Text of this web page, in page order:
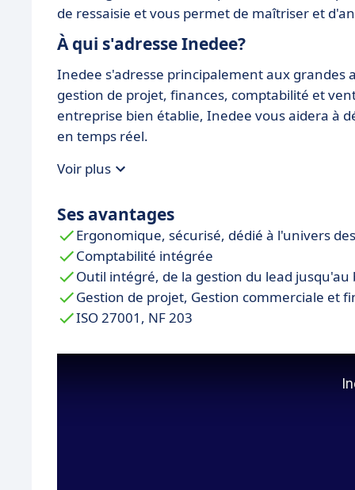
de ressaisie et vous permet de maîtriser et
À qui s'adresse Inedee?
Inedee s'adresse principalement aux
gestion de projet, finances, comptabilité et
entreprise bien établie, Inedee vous aidera à
en temps réel.
Voir plus
Ses avantages
Ergonomique, sécurisé, dédié à l'univers
Comptabilité intégrée
Outil intégré, de la gestion du lead
Gestion de projet, Gestion commerciale et
ISO 27001, NF 203